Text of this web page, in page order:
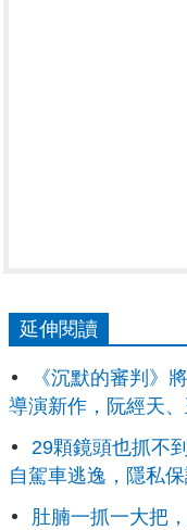
延伸閱讀
《沉默的審判》
導演新作，阮經天
29顆鏡頭也抓不
自駕車逃逸，隱私
肚腩一抓一大把